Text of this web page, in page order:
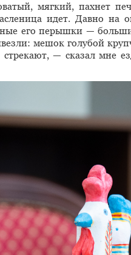
мягкий, пахнет
идет. Давно на
его перышки —
мешок голубой
стрекают, — сказал мне